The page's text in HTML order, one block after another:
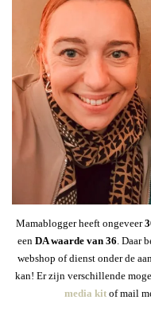
Mamablogger heeft ongeveer
een DA waarde van 36 . Daar
webshop of dienst onder de
kan! Er zijn verschillende
media kitof mail